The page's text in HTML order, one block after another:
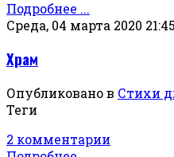
Подробнее ...
Среда, 04 марта 2020 21:45
Храм
Опубликовано в Стихи
Теги
2 комментарии